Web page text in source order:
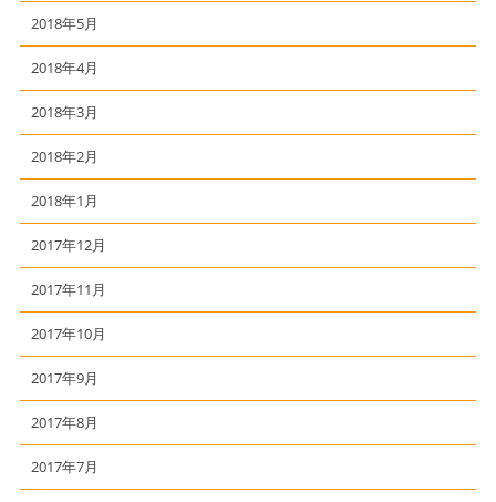
2018年5月
2018年4月
2018年3月
2018年2月
2018年1月
2017年12月
2017年11月
2017年10月
2017年9月
2017年8月
2017年7月